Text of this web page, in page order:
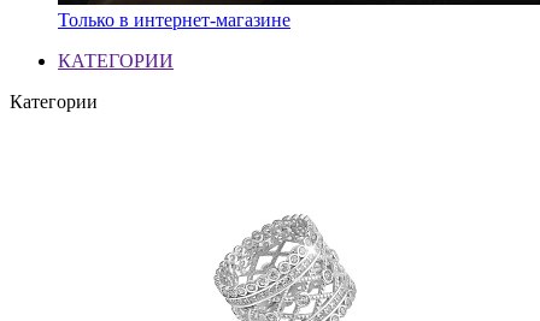
Только в интернет-магазине
КАТЕГОРИИ
Категории